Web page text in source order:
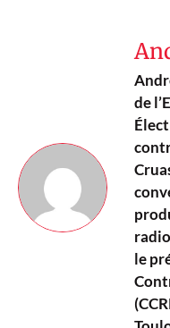
jacques lemiere
ils savent…
ils cherchent des gens à
typique..
Mais je suis désolé..
expliquent avoir des
consommation
thermiques passé son